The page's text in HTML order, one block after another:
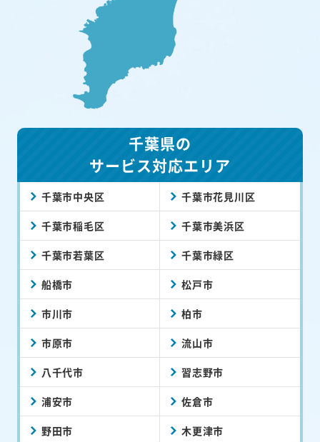
千葉県の
サービス対応エリア
千葉市中央区 千葉市花見川区
千葉市稲毛区 千葉市美浜区
千葉市若葉区 千葉市緑区
船橋市 松戸市
市川市 柏市
市原市 流山市
八千代市 習志野市
浦安市 佐倉市
野田市 木更津市